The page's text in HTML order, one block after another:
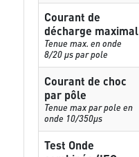
Courant de
décharge maximal
Tenue max. en onde
8/20 µs par pole
Courant de choc
par pôle
Tenue max par pole en
onde 10/350µs
Test Onde